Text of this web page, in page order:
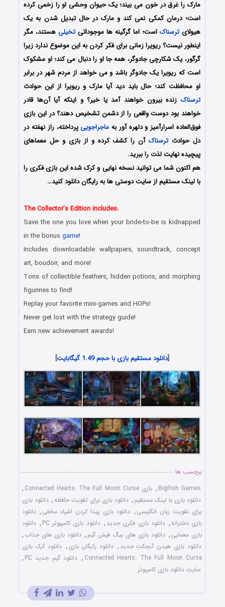
مارک را غرق در خون می بیند؛ یک حیوان وحشی او را زخمی کرده
است؛ درمان کمکی نمی کند و مارک در حال تبدیل شدن به یک
هیولایترسناک است؛ اما گرگینه ها موجوداتیتخیلیهستند، مگر
اینطور نیست؟ ریویرا زمانی برای فکر کردن به این موضوع ندارد زیرا
گرگور، یک شکارچی جادوگر، همه جا او را دنبال می کند؛ او مشکوک
است که ریویرا یک جادوگر باشد و می خواهد از مردم شهر در برابر
او محافظت کند؛ حال باید دید آیا مارک و ریویرا از این حوادث
ترسناک زنده بیرون خواهند آمد یا خیر؟ و اینکه آیا آن‌ها قادر
خواهند بود دوست واقعی را از دشمن تشخیص دهند؟ در این بازی
فوق‌العاده اسرارآمیز و دلهره آور به ماجراجوییپرداخته، راز نهفته در
دل حوادثترسناک آن را کشف کرده و از بازی و حل معماهای
پیچیده نهایت لذت را ببرید.
هم اکنون شما می توانید نسخه نهایی و کرک شده این بازی فکری را
با لینک مستقیم از سایت دوستی ها به رایگان دانلود کنید…
The Collector’s Edition includes:
Save the one you love when your bride-to-be is kidnapped
in the bonusgame!
Includes downloadable wallpapers, soundtrack, concept
art, boudoir, and more!
Tons of collectible feathers, hidden potions, and morphing
figurines to find!
Replay your favorite mini-games and HOPs!
Never get lost with the strategy guide!
Earn new achievement awards!
[دانلود مستقیم بازی با حجم 1.49 گیگابایت ]
برچسب ها
BigFish Games
, بازی Connected Hearts: The Full Moon Curse
,
دانلود بازی با لينک مستقيم , دانلود بازی برای تقويت حافظه, دانلود بازی
برای تقويت زبان انگليسی , دانلود بازی پيدا کردن اشياء مخفی , دانلود
بازی دخترانه, دانلود بازی فکری جديد , دانلود بازی کامپيوتر PC , دانلود
بازی معمايی , دانلود بازی های بيگ فيش گيم , دانلود بازی های جذاب ,
دانلود بازی هيدن آبجکت جديد , دانلود رايگان بازی , دانلود کرک بازی
Connected Hearts: The Full Moon Curse
, دانلود گيم جديد PC
,
سايت دانلود بازی کامپيوتر